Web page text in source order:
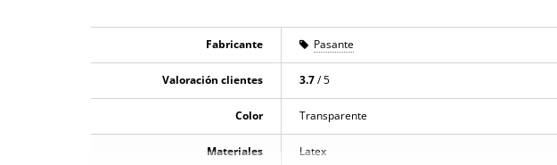
Fabricante Pasante
Valoración clientes 3.7/ 5
Color Transparente
Materiales Latex